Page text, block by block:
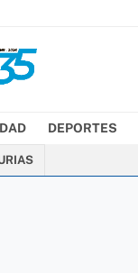
DEPORTES